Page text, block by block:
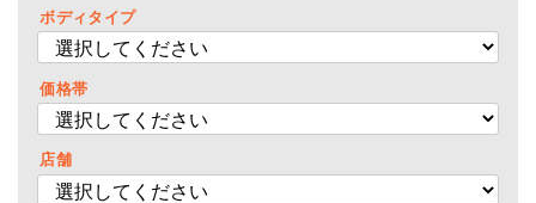
ボディタイプ
価格帯
店舗